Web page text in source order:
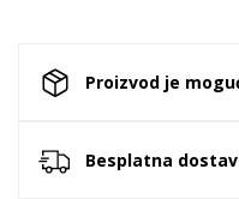
Proizvod je
Besplatna